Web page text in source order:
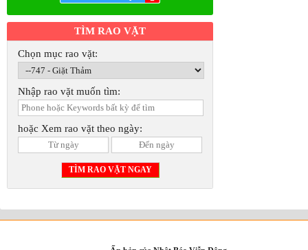
TÌM RAO VẶT
Chọn mục rao vặt:
Nhập rao vặt muốn tìm:
hoặc Xem rao vặt theo ngày: